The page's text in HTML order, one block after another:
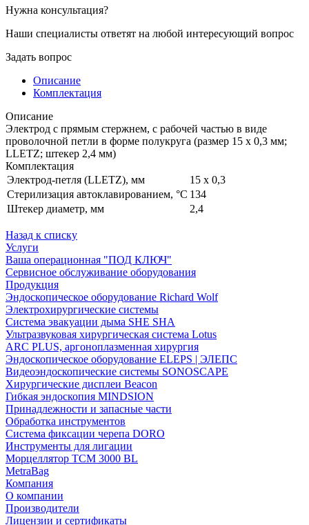
Нужна консультация?
Наши специалисты ответят на любой интересующий вопрос
Задать вопрос
Описание
Комплектация
Описание
Электрод c прямым стержнем, c рабочей частью в виде
проволочной петли в форме полукруга (размер 15 х 0,3 мм;
LLETZ; штекер 2,4 мм)
Комплектация
Электрод-петля (LLETZ), мм
15 х 0,3
Стерилизация автоклавированием, °С 134
Штекер диаметр, мм
2,4
Назад к списку
Услуги
Ваша операционная "ПОД КЛЮЧ"
Сервисное обслуживание оборудования
Продукция
Эндоскопическое оборудование Richard Wolf
Электрохирургические системы
Система эвакуации дыма SHE SHA
Ультразвуковая хирургическая система Lotus
ARC PLUS, аргоноплазменная хирургия
Эндоскопическое оборудование ELEPS | ЭЛЕПС
Видеоэндоскопические системы SONOSCAPE
Хирургические дисплеи Beacon
Гибкая эндоскопия MINDSION
Принадлежности и запасные части
Обработка инструментов
Система фиксации черепа DORO
Инструменты для лигации
Морцеллятор ТСМ 3000 BL
MetraBag
Компания
О компании
Производители
Лицензии и сертификаты